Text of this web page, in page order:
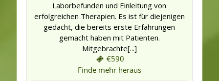
Laborbefunden und Einleitung von
erfolgreichen Therapien. Es ist für diejenigen
gedacht, die bereits erste Erfahrungen
gemacht haben mit Patienten.
Mitgebrachte[...]
€590
Finde mehr heraus